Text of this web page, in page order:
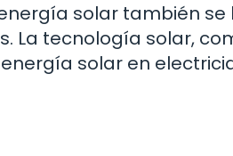
solar también
La tecnología solar,
solar en